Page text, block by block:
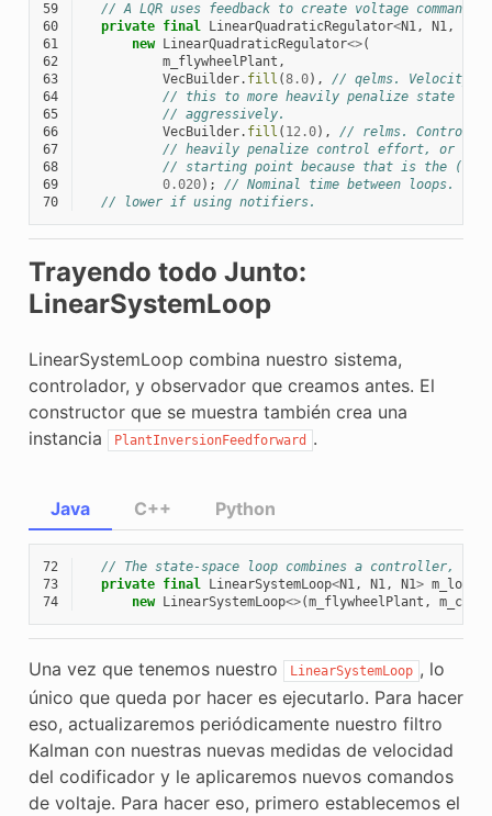
59
// A LQR uses feedback to create voltage commands.
60
private final LinearQuadraticRegulator<N1, N1,
61
new LinearQuadraticRegulator<>(
62
m_flywheelPlant ,
63
VecBuilder. fill (8.0),
// qelms. Velocity
64
// this to more heavily penalize state
65
// aggressively.
66
VecBuilder. fill ( 12.0),
// relms. Control
67
// heavily penalize control effort, or
68
// starting point because that is the
69
0.020);
// Nominal time between loops.
70
// lower if using notifiers.
Trayendo todo Junto:
LinearSystemLoop
LinearSystemLoop combina nuestro sistema,
controlador, y observador que creamos antes. El
constructor que se muestra también crea una
instancia
PlantInversionFeedforward .
Java
72
// The state-space loop combines a controller,
73
private final LinearSystemLoop<N1, N1, N1> m_loop
74
new LinearSystemLoop<>(m_flywheelPlant ,
C++ Python
Una vez que tenemos nuestro LinearSystemLoop , lo
único que queda por hacer es ejecutarlo. Para hacer
eso, actualizaremos periódicamente nuestro filtro
Kalman con nuestras nuevas medidas de velocidad
del codificador y le aplicaremos nuevos comandos
de voltaje. Para hacer eso, primero establecemos el